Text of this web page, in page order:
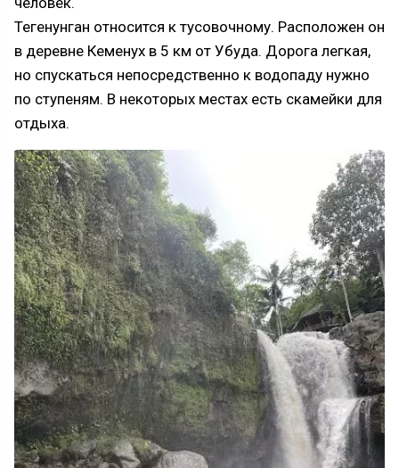
Тегенунган относится к тусовочному. Расположен он
в деревне Кеменух в 5 км от Убуда. Дорога легкая,
но спускаться непосредственно к водопаду нужно
по ступеням. В некоторых местах есть скамейки для
отдыха.